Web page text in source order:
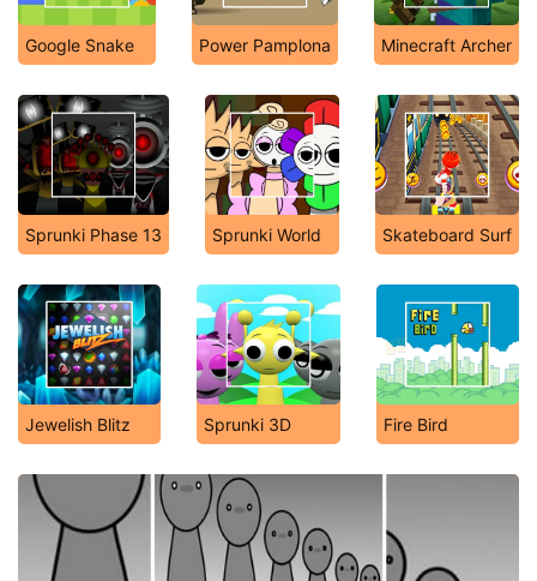
Google Snake Power Pamplona Minecraft Archer
Sprunki Phase 13 Sprunki World Skateboard Surf
Jewelish Blitz Sprunki 3D Fire Bird